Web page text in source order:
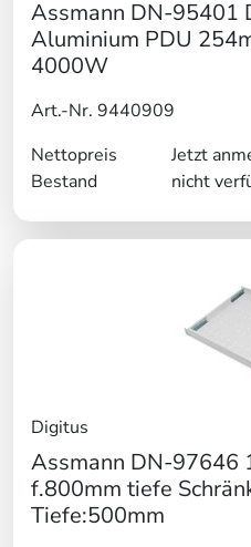
Assmann DN-95401
Aluminium PDU
4000W
Art.-Nr. 9440909
Nettopreis
Jetzt
Bestand
nicht
Digitus
Assmann DN-97646
f.800mm tiefe
Tiefe:500mm